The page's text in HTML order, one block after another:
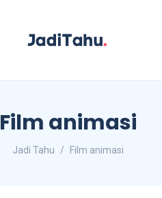
Film animasi
Jadi Tahu Film animasi